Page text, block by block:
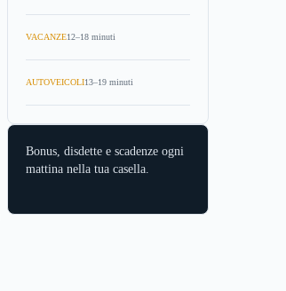
VACANZE12–18 minuti
AUTOVEICOLI13–19 minuti
Bonus, disdette e scadenze ogni
mattina nella tua casella.